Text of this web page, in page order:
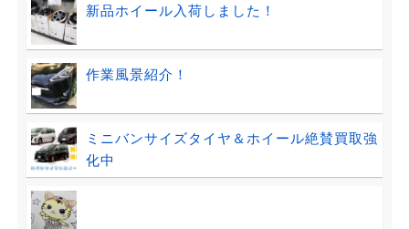
新品ホイール入荷しました！
作業風景紹介！
ミニバンサイズタイヤ＆ホイール絶賛買取強
化中